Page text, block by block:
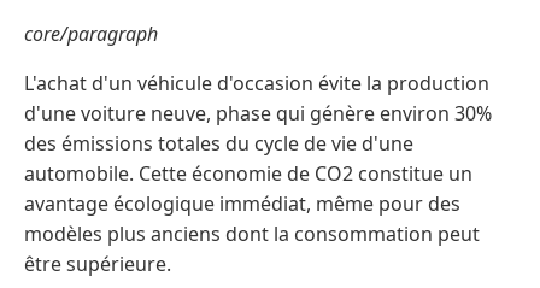
core/paragraph
L'achat d'un véhicule d'occasion évite la production
d'une voiture neuve, phase qui génère environ 30%
des émissions totales du cycle de vie d'une
automobile. Cette économie de CO2 constitue un
avantage écologique immédiat, même pour des
modèles plus anciens dont la consommation peut
être supérieure.